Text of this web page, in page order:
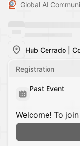
Global AI
Registration
Past Event
Welcome! To